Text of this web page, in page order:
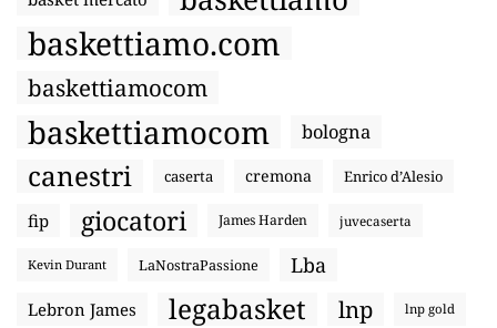
baskettiamo.com
baskettiamocom
baskettiamocom bologna
canestri caserta cremona Enrico d’Alesio
fip giocatori James Harden juvecaserta
Kevin Durant LaNostraPassione Lba
Lebron James legabasket lnp lnp gold